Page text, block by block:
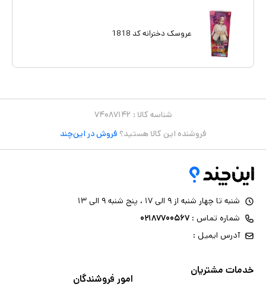
عروسک دخترانه کد 1818
شناسه کالا : ۷۴۰۸۷۱۴۲
فروشنده این کالا هستید؟ فروش در این‌چند
شنبه تا چهار شنبه از ۹ الی ۱۷ ، پنج شنبه ۹ الی ۱۳
شماره تماس : ۰۲۱۸۷۷۰۰۵۶۷
آدرس ایمیل :
خدمات مشتریان
امور فروشندگان